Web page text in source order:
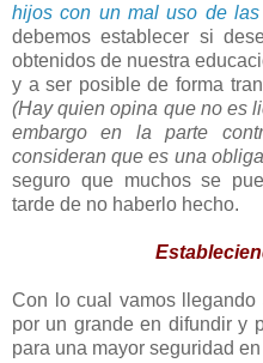
hijos con un mal uso de las
debemos establecer si
obtenidos de nuestra
y a ser posible de forma
(Hay quien opina que no es
embargo en la parte
consideran que es una
seguro que muchos se
tarde de no haberlo hecho.
Con lo cual vamos llegando
por un grande en difundir y
para una mayor seguridad